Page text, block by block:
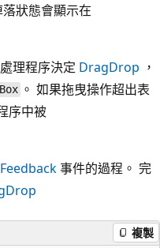
落狀態會顯示在
理程序決定 DragDrop ，
。 如果拖曳操作超出表
序中被
事件的過程。 完
複製